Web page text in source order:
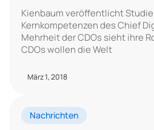
Kienbaum veröffentlicht
Kernkompetenzen des Chief
Mehrheit der CDOs sieht ihre
CDOs wollen die Welt
März 1, 2018
Nachrichten